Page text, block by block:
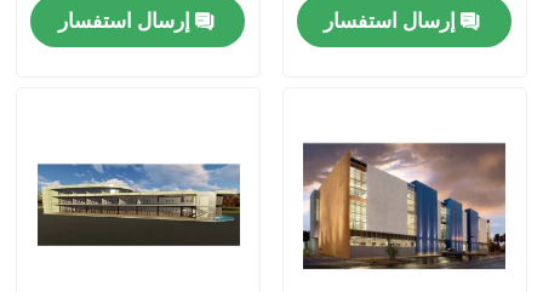
منتجات
معلومات عنا
جولة في المعمل
إرسال استفسار
إرسال استفسار